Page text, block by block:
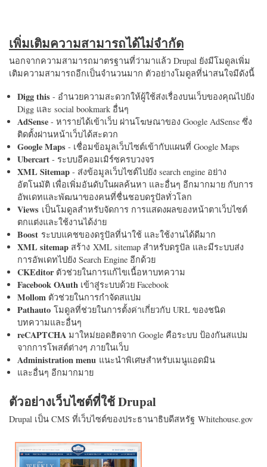
เพิ่มเติมความสามารถได้ไม่จำกัด
นอกจากความสามารถมาตรฐานที่ว่ามาแล้ว Drupal ยังมีโมดูลเพิ่ม
เติมความสามารถอีกเป็นจำนวนมาก ตัวอย่างโมดูลที่น่าสนใจมีดังนี้
Digg this - อำนวยความสะดวกให้ผู้ใช้ส่งเรื่องบนเว็บของคุณไปยัง
Digg และ social bookmark อื่นๆ
AdSense - หารายได้เข้าเว็บ ผ่านโฆษณาของ Google AdSense ซึ่ง
ติดตั้งผ่านหน้าเว็บได้สะดวก
Google Maps - เชื่อมข้อมูลเว็บไซต์เข้ากับแผนที่ Google Maps
Ubercart - ระบบอีคอมเมิร์ซครบวงจร
XML Sitemap - ส่งข้อมูลเว็บไซต์ไปยัง search engine อย่าง
อัตโนมัติ เพื่อเพิ่มอันดับในผลค้นหา และอื่นๆ อีกมากมาย กับการ
อัพเดทและพัฒนาของคนที่ชื่นชอบดรูปัลทั่วโลก
Views เป็นโมดูลสำหรับจัดการ การแสดงผลของหน้าตาเว็บไซต์
ตกแต่งและใช้งานได้ง่าย
Boost ระบบแคชของดรูปัลที่น่าใช้ และใช้งานได้ดีมาก
XML sitemap สร้าง XML sitemap สำหรับดรูปัล และมีระบบส่ง
การอัพเดทไปยัง Search Engine อีกด้วย
CKEditorตัวช่วยในการแก้ไขเนื้อหาบทความ
Facebook OAuth เข้าสู่ระบบด้วย Facebook
Mollom ตัวช่วยในการกำจัดสแปม
Pathauto โมดูลที่ช่วยในการตั้งค่าเกี่ยวกับ URL ของชนิด
บทความและอื่นๆ
reCAPTCHA มาใหม่ยอดฮิตจาก Google คือระบบ ป้องกันสแปม
จากการโพสต์ต่างๆ ภายในเว็บ
Administration menu แนะนำพิเศษสำหรับเมนูแอดมิน
และอื่นๆ อีกมากมาย
ตัวอย่างเว็บไซต์ที่ใช้ Drupal
Drupal เป็น CMS ที่เว็บไซต์ของประธานาธิบดีสหรัฐ Whitehouse.gov